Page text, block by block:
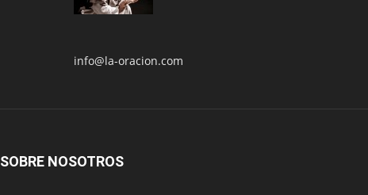
info@la-oracion.com
SOBRE NOSOTROS